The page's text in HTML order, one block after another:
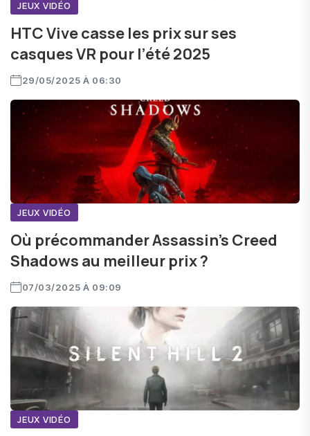
JEUX VIDÉO
HTC Vive casse les prix sur ses
casques VR pour l’été 2025
29/05/2025 À 06:30
JEUX VIDÉO
Où précommander Assassin’s Creed
Shadows au meilleur prix ?
07/03/2025 À 09:09
JEUX VIDÉO